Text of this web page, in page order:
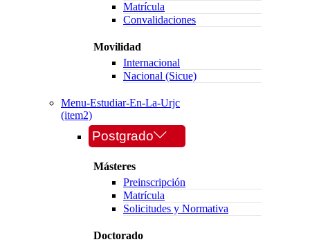
Matrícula
Convalidaciones
Movilidad
Internacional
Nacional (Sicue)
Menu-Estudiar-En-La-Urjc
(item2)
Postgrado
Másteres
Preinscripción
Matrícula
Solicitudes y Normativa
Doctorado